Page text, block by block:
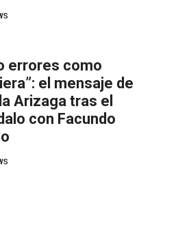
errores como
el mensaje de
Arizaga tras el
con Facundo